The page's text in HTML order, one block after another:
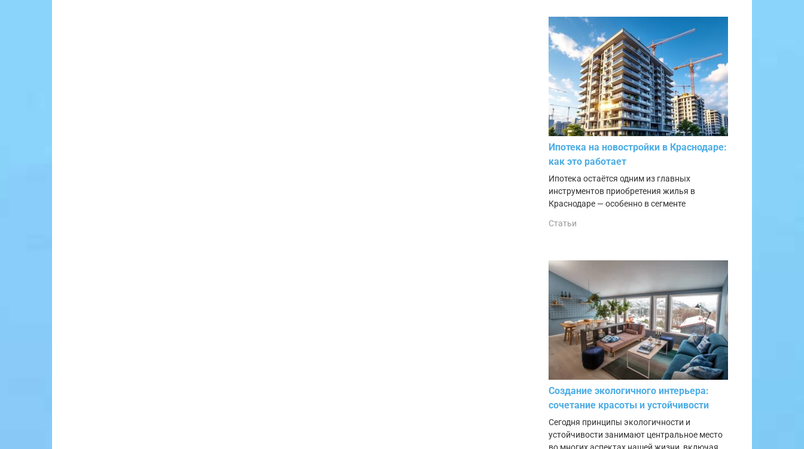
Ипотека на новостройки в Краснодаре:
как это работает
Ипотека остаётся одним из главных
инструментов приобретения жилья в
Краснодаре — особенно в сегменте
Статьи
Создание экологичного интерьера:
сочетание красоты и устойчивости
Сегодня принципы экологичности и
устойчивости занимают центральное место